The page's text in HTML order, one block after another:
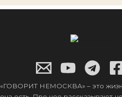
«ГОВОРИТ НЕМОСКВА» – это